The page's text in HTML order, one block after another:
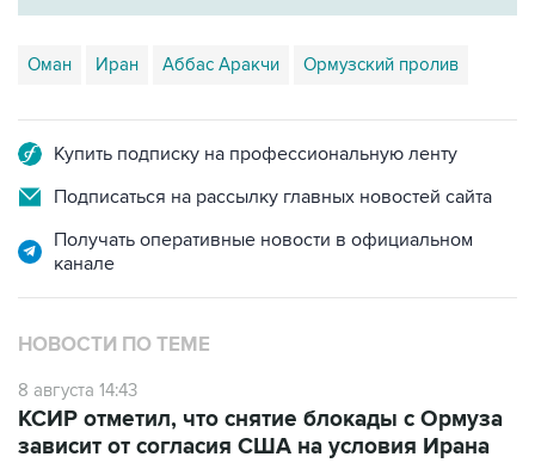
Оман Иран Аббас Аракчи Ормузский пролив
Купить подписку на профессиональную ленту
Подписаться на рассылку главных новостей сайта
Получать оперативные новости в официальном
канале
НОВОСТИ ПО ТЕМЕ
8 августа 14:43
КСИР отметил, что снятие блокады с Ормуза
зависит от согласия США на условия Ирана